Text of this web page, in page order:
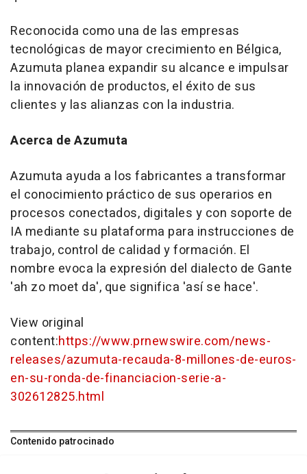
Reconocida como una de las empresas
tecnológicas de mayor crecimiento en Bélgica,
Azumuta planea expandir su alcance e impulsar
la innovación de productos, el éxito de sus
clientes y las alianzas con la industria.
Acerca de Azumuta
Azumuta ayuda a los fabricantes a transformar
el conocimiento práctico de sus operarios en
procesos conectados, digitales y con soporte de
IA mediante su plataforma para instrucciones de
trabajo, control de calidad y formación. El
nombre evoca la expresión del dialecto de Gante
'ah zo moet da', que significa 'así se hace'.
View original
content:https://www.prnewswire.com/news-
releases/azumuta-recauda-8-millones-de-euros-
en-su-ronda-de-financiacion-serie-a-
302612825.html
Contenido patrocinado